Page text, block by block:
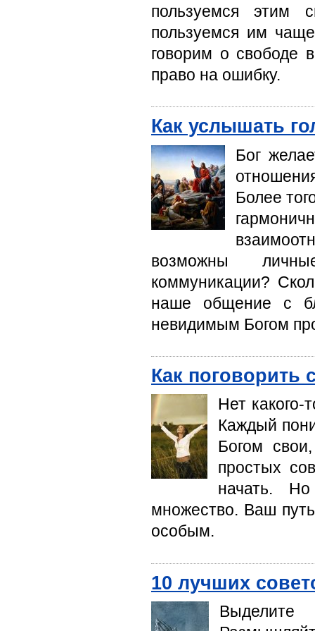
пользуемся этим
пользуемся им
говорим о свободе
право на ошибку.
Как услышать
Бог
Более
возможны
коммуникации?
наше общение с
невидимым Богом
Как поговорить
Нет какого-
Каждый
Богом
простых
начать.
множество. Ваш
особым.
10 лучших